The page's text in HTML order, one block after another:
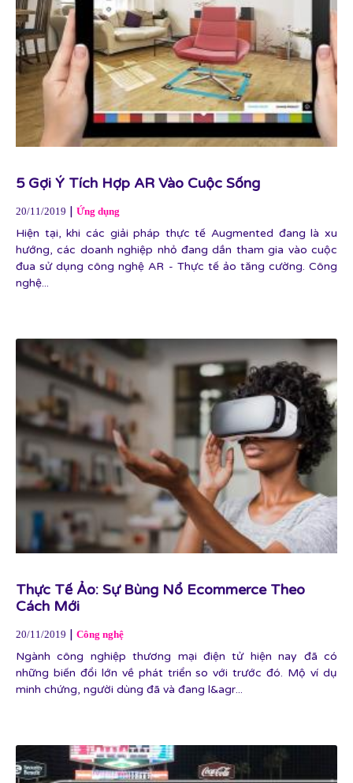
5 Gợi Ý Tích Hợp AR Vào Cuộc Sống
20/11/2019 | Ứng dụng
Hiện tại, khi các giải pháp thực tế Augmented đang là xu
hướng, các doanh nghiệp nhỏ đang dần tham gia vào cuộc
đua sử dụng công nghệ AR - Thực tế ảo tăng cường. Công
nghệ...
Thực Tế Ảo: Sự Bùng Nổ Ecommerce Theo
Cách Mới
20/11/2019 | Công nghệ
Ngành công nghiệp thương mại điện tử hiện nay đã có
những biến đổi lớn về phát triển so với trước đó. Mộ ví dụ
minh chứng, người dùng đã và đang l&agr...